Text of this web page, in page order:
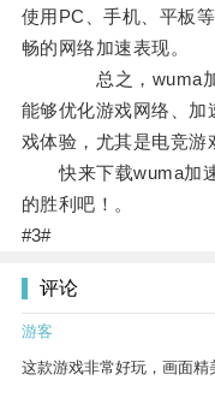
使用PC、手机、平板
畅的网络加速表现。
总之，wuma加速
能够优化游戏网络、加
戏体验，尤其是电竞游
快来下载wuma加速
的胜利吧！。
#3#
评论
游客
这款游戏非常好玩，画面精